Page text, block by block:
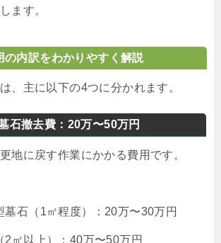
ます。
の内訳をわかりやすく解説
、主に以下の4つに分かれます。
石撤去費：20万〜50万円
地に戻す作業にかかる費用です。
墓石（1㎡程度）：20万〜30万円
2㎡以上）：40万〜50万円